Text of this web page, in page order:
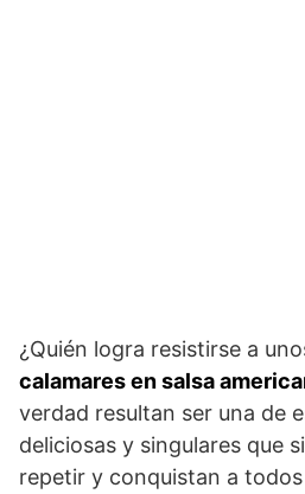
¿Quién logra resistirse a
calamares en salsa
verdad resultan ser una de
deliciosas y singulares que
repetir y conquistan a